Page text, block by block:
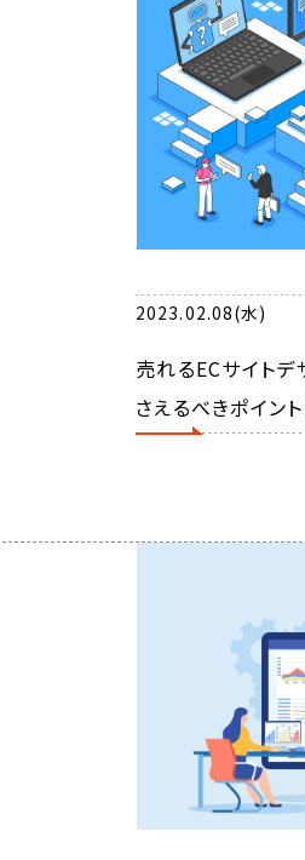
2023.02.08(水)
売れるECサイト
さえるべきポイン